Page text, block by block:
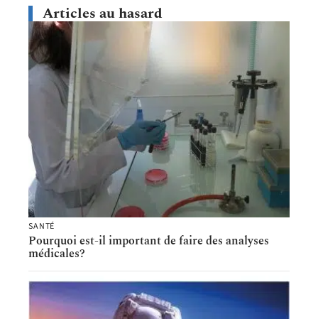
Articles au hasard
SANTÉ
Pourquoi est-il important de faire des analyses
médicales?